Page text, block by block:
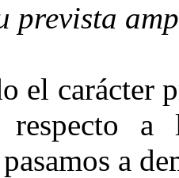
prevista
el carácter
respecto
a